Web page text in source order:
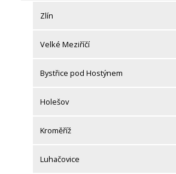
Zlín
Velké Meziříčí
Bystřice pod Hostýnem
Holešov
Kroměříž
Luhačovice